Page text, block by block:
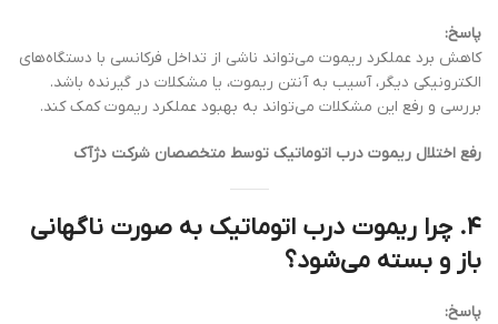
پاسخ:
کاهش برد عملکرد ریموت می‌تواند ناشی از تداخل فرکانسی با دستگاه‌های
الکترونیکی دیگر، آسیب به آنتن ریموت، یا مشکلات در گیرنده باشد.
بررسی و رفع این مشکلات می‌تواند به بهبود عملکرد ریموت کمک کند.
رفع اختلال ریموت درب اتوماتیک توسط متخصصان شرکت دژآک
۴. چرا ریموت درب اتوماتیک به صورت ناگهانی
باز و بسته می‌شود؟
پاسخ: